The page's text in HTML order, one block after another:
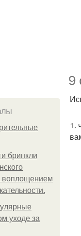
9
бринкли
воплощением
уходе за
1.